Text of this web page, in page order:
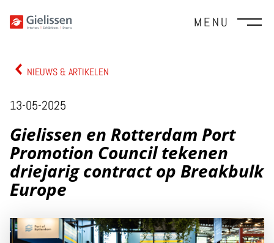
MENU
NIEUWS & ARTIKELEN
13-05-2025
Gielissen en Rotterdam Port
Promotion Council tekenen
driejarig contract op Breakbulk
Europe